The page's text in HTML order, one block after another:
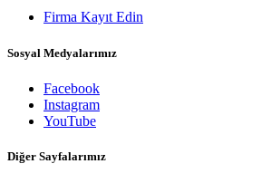
Firma Kayıt Edin
Sosyal Medyalarımız
Facebook
Instagram
YouTube
Diğer Sayfalarımız